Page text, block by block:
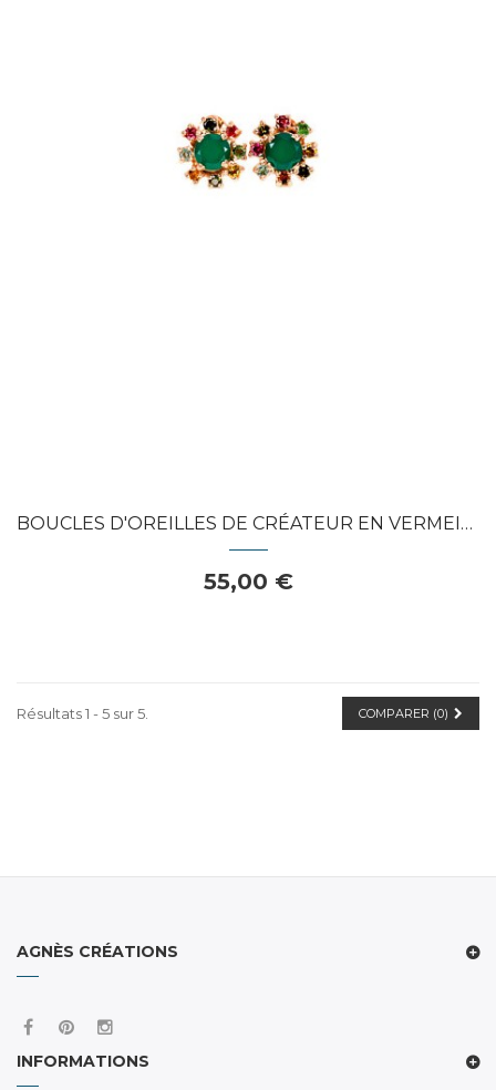
BOUCLES D'OREILLES DE CRÉATEUR EN VERMEIL...
55,00 €
COMPARER (0)
Résultats 1 - 5 sur 5.
AGNÈS CRÉATIONS
INFORMATIONS